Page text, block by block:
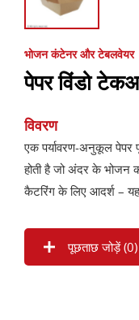
भोजन कंटेनर और टेबलवेयर
पेपर विंडो
विवरण
एक पर्यावरण-अनुकूल पेपर
होती है जो अंदर के भोजन
कैटरिंग के लिए आदर्श –
पूछताछ जोड़ें (0)